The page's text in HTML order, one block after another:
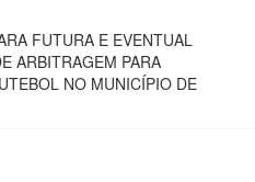
FUTURA E EVENTUAL
ARBITRAGEM PARA
NO MUNICÍPIO DE